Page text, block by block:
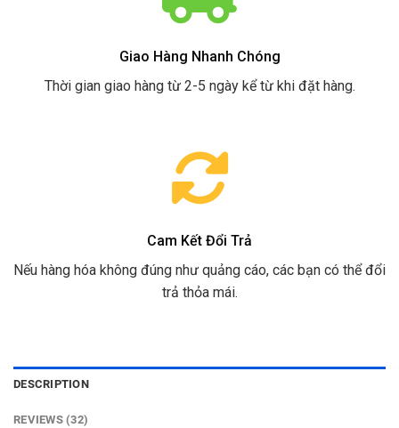
Giao Hàng Nhanh Chóng
Thời gian giao hàng từ 2-5 ngày kể từ khi đặt hàng.
Cam Kết Đổi Trả
Nếu hàng hóa không đúng như quảng cáo, các bạn có thể đổi
trả thỏa mái.
DESCRIPTION
REVIEWS (32)